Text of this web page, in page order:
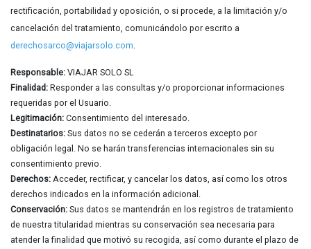
rectificación, portabilidad y oposición, o si procede, a la limitación y/o
cancelación del tratamiento, comunicándolo por escrito a
derechosarco@viajarsolo.com.
Responsable: VIAJAR SOLO SL
Finalidad: Responder a las consultas y/o proporcionar informaciones
requeridas por el Usuario.
Legitimación: Consentimiento del interesado.
Destinatarios: Sus datos no se cederán a terceros excepto por
obligación legal. No se harán transferencias internacionales sin su
consentimiento previo.
Derechos: Acceder, rectificar, y cancelar los datos, así como los otros
derechos indicados en la información adicional.
Conservación: Sus datos se mantendrán en los registros de tratamiento
de nuestra titularidad mientras su conservación sea necesaria para
atender la finalidad que motivó su recogida, así como durante el plazo de